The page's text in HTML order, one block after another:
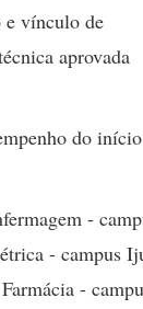
e vínculo de
aprovada
do
-
- campus
-